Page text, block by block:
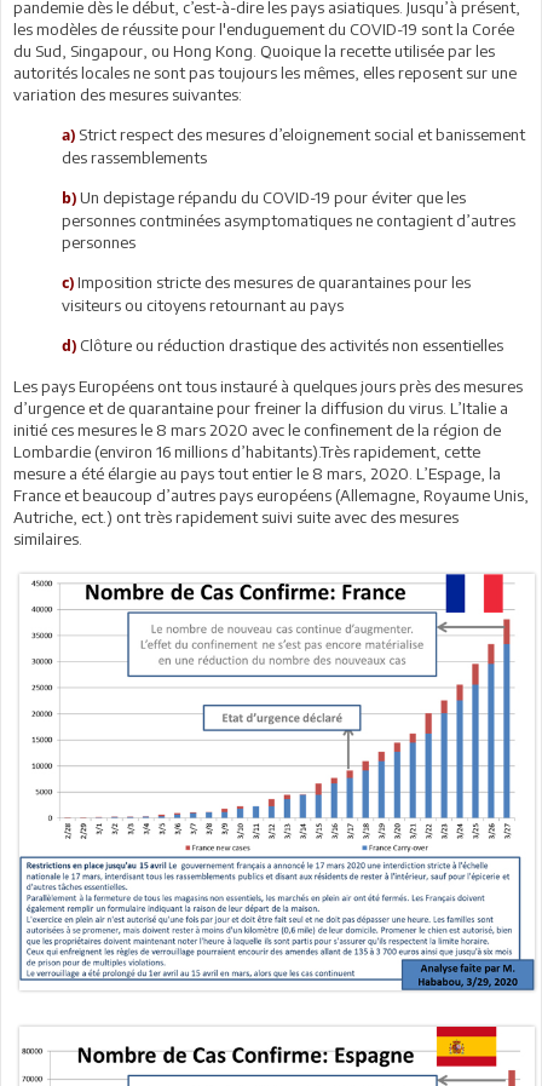
pandemie dès le début, c’est-à-dire les pays asiatiques. Jusqu’à présent,
les modèles de réussite pour l'enduguement du COVID-19 sont la Corée
du Sud, Singapour, ou Hong Kong. Quoique la recette utilisée par les
autorités locales ne sont pas toujours les mêmes, elles reposent sur une
variation des mesures suivantes:
a) Strict respect des mesures d’eloignement social et banissement
des rassemblements
b) Un depistage répandu du COVID-19 pour éviter que les
personnes contminées asymptomatiques ne contagient d’autres
personnes
c) Imposition stricte des mesures de quarantaines pour les
visiteurs ou citoyens retournant au pays
d) Clôture ou réduction drastique des activités non essentielles
Les pays Européens ont tous instauré à quelques jours près des mesures
d’urgence et de quarantaine pour freiner la diffusion du virus. L’Italie a
initié ces mesures le 8 mars 2020 avec le confinement de la région de
Lombardie (environ 16 millions d’habitants).Très rapidement, cette
mesure a été élargie au pays tout entier le 8 mars, 2020. L’Espage, la
France et beaucoup d’autres pays européens (Allemagne, Royaume Unis,
Autriche, ect.) ont très rapidement suivi suite avec des mesures
similaires.